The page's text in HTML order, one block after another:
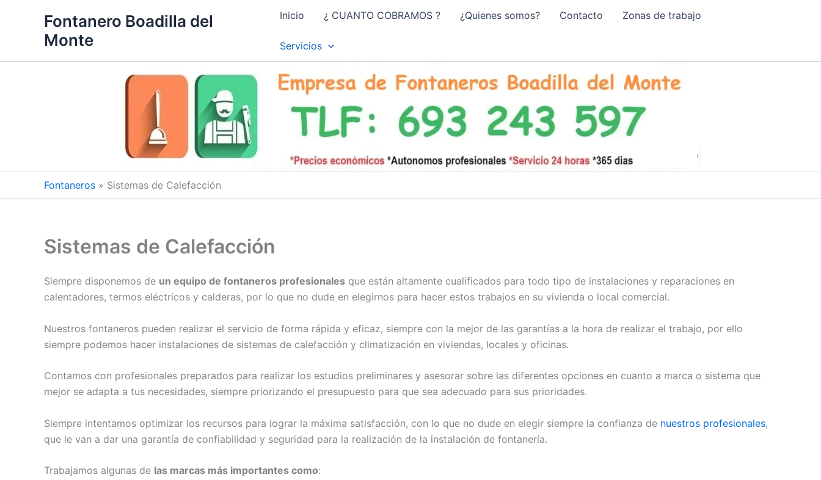
Fontanero Boadilla del
Monte
Inicio ¿ CUANTO COBRAMOS ? ¿Quienes somos? Contacto Zonas de trabajo
Servicios
Fontaneros » Sistemas de Calefacción
Sistemas de Calefacción
Siempre disponemos de un equipo de fontaneros profesionales que están altamente cualificados para todo tipo de instalaciones y reparaciones en
calentadores, termos eléctricos y calderas, por lo que no dude en elegirnos para hacer estos trabajos en su vivienda o local comercial.
Nuestros fontaneros pueden realizar el servicio de forma rápida y eficaz, siempre con la mejor de las garantías a la hora de realizar el trabajo, por ello
siempre podemos hacer instalaciones de sistemas de calefacción y climatización en viviendas, locales y oficinas.
Contamos con profesionales preparados para realizar los estudios preliminares y asesorar sobre las diferentes opciones en cuanto a marca o sistema que
mejor se adapta a tus necesidades, siempre priorizando el presupuesto para que sea adecuado para sus prioridades.
Siempre intentamos optimizar los recursos para lograr la máxima satisfacción, con lo que no dude en elegir siempre la confianza de nuestros profesionales,
que le van a dar una garantía de confiabilidad y seguridad para la realización de la instalación de fontanería.
Trabajamos algunas de las marcas más importantes como: